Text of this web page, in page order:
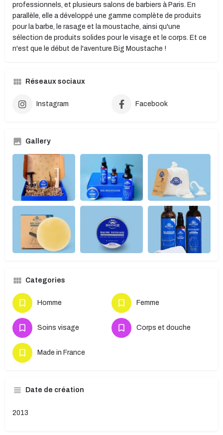
professionnels, et plusieurs salons de barbiers à Paris. En
parallèle, elle a développé une gamme complète de produits
pour la barbe, le rasage et la moustache, ainsi qu'une
sélection de produits solides pour le visage et le corps. Et ce
n'est que le début de l'aventure Big Moustache !
Réseaux sociaux
Instagram Facebook
Gallery
Categories
Homme Femme
Soins visage Corps et douche
Made in France
Date de création
2013